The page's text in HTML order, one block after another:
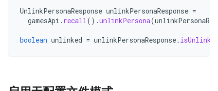
UnlinkPersonaResponse unlinkPersonaResponse =
gamesApi . recall().unlinkPersona(
boolean unlinked = unlinkPersonaResponse.